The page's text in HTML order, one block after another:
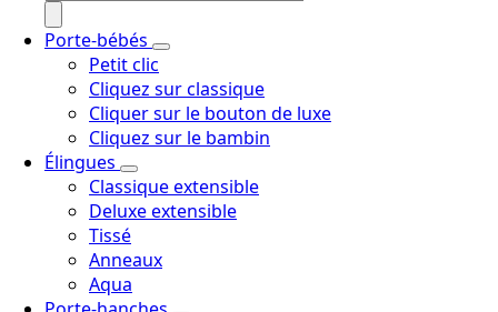
Porte-bébés
Petit clic
Cliquez sur classique
Cliquer sur le bouton de luxe
Cliquez sur le bambin
Élingues
Classique extensible
Deluxe extensible
Tissé
Anneaux
Aqua